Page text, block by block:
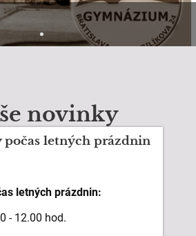
novinky
počas letných prázdnin
letných prázdnin:
- 12.00 hod.